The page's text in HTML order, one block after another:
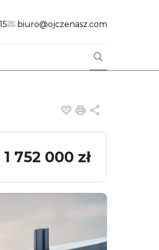
biuro@ojczenasz.com
Dodaj do
Drukuj
1 752 000 zł